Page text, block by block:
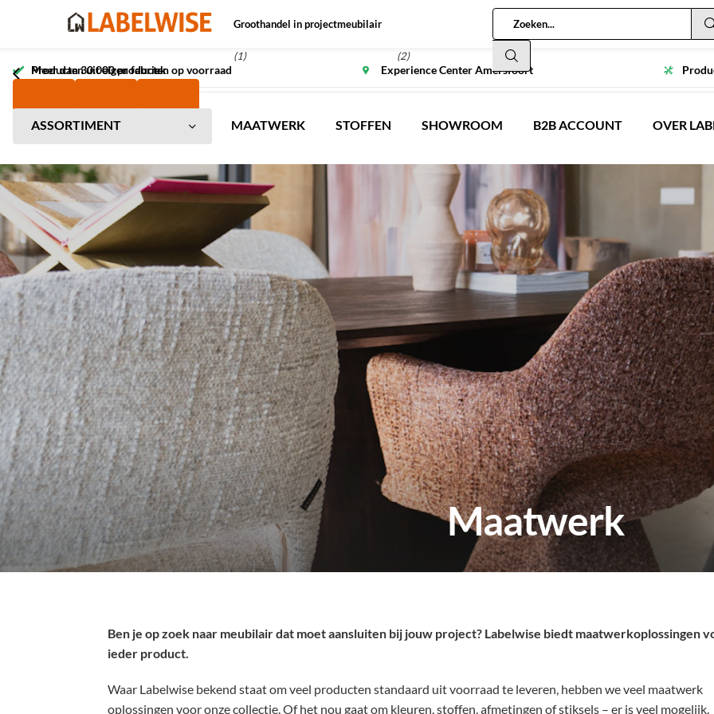
Groothandel in projectmeubilair
(1) (2)
Meer dan 30.000 producten op voorraad Experience Center Amersfoort
Producten uit eigen fabriek
ASSORTIMENT MAATWERK STOFFEN SHOWROOM B2B ACCOUNT OVER
Maatwerk
Ben je op zoek naar meubilair dat moet aansluiten bij jouw project? Labelwise biedt maatwerkoplossingen
ieder product.
Waar Labelwise bekend staat om veel producten standaard uit voorraad te leveren, hebben we veel maatwerk
oplossingen voor onze collectie. Of het nou gaat om kleuren, stoffen, afmetingen of stiksels – er is veel mogelijk.